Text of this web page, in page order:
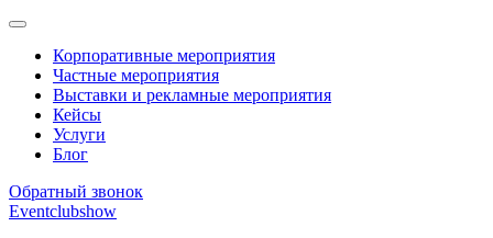
Корпоративные мероприятия
Частные мероприятия
Выставки и рекламные мероприятия
Кейсы
Услуги
Блог
Обратный звонок
Eventclubshow